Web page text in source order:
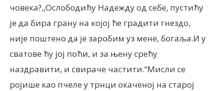
човека?,,Ослободићу Надежду од себе, пустићу
је да бира грану на којој ће градити гнездо,
није поштено да је заробим уз мене, богаља.И у
сватове ћу јој поћи, и за њену срећу
наздравити, и свираче частити.“Мисли се
ројише као пчеле у трнци окаченој на старој